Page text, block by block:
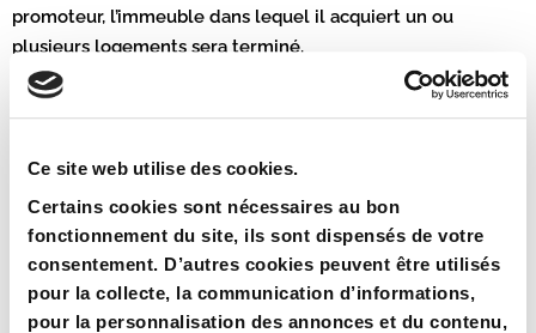
Ce site web utilise des cookies.
Certains cookies sont nécessaires au bon
fonctionnement du site, ils sont dispensés de votre
consentement. D’autres cookies peuvent être utilisés
pour la collecte, la communication d’informations,
pour la personnalisation des annonces et du contenu,
promoteur, l’immeuble dans lequel il acquiert un ou
plusieurs logements sera terminé.
Capacité d’épargne et objectifs d’investissement
Un programme immobilier Pinel présente deux grands
Toutefois, pour bénéficier de cet avantage fiscal, le
logement doit impérativement être loué : le non-respect
des engagements de location entraîne la perte des
avantages fiscaux.